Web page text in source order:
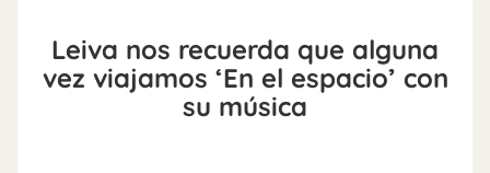
Leiva nos recuerda que alguna
vez viajamos ‘En el espacio’ con
su música